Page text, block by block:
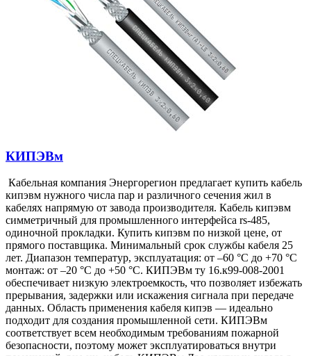
КИПЭВм
Кабельная компания Энергорегион предлагает купить кабель
кипэвм нужного числа пар и различного сечения жил в
кабелях напрямую от завода производителя. Кабель кипэвм
симметричный для промышленного интерфейса rs-485,
одиночной прокладки. Купить кипэвм по низкой цене, от
прямого поставщика. Минимальный срок службы кабеля 25
лет. Диапазон температур, эксплуатация: от –60 °С до +70 °С
монтаж: от –20 °С до +50 °С. КИПЭВм ту 16.к99-008-2001
обеспечивает низкую электроемкость, что позволяет избежать
прерывания, задержки или искажения сигнала при передаче
данных. Область применения кабеля кипэв — идеально
подходит для создания промышленной сети. КИПЭВм
соответствует всем необходимым требованиям пожарной
безопасности, поэтому может эксплуатироваться внутри